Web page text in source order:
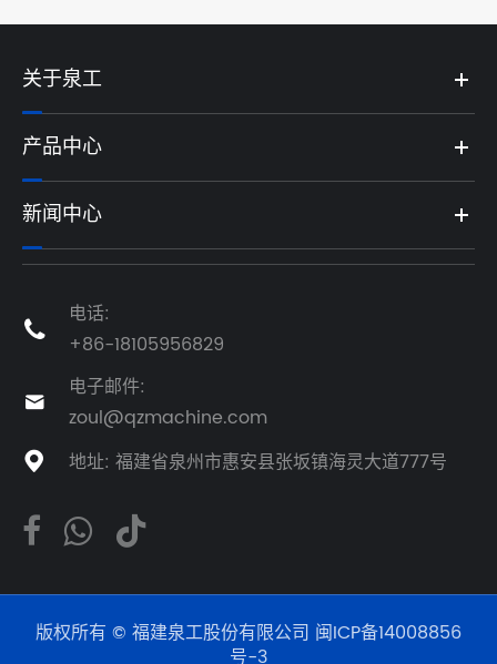
关于泉工
产品中心
新闻中心

电话:
+86-18105956829

电子邮件:
zoul@qzmachine.com
 地址: 福建省泉州市惠安县张坂镇海灵大道777号
版权所有 © 福建泉工股份有限公司 闽ICP备14008856
号-3